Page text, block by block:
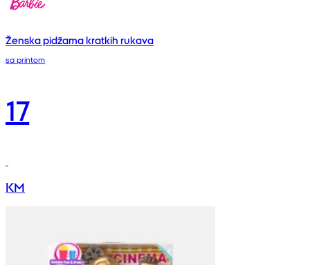
Ženska pidžama kratkih rukava
sa printom
17
KM